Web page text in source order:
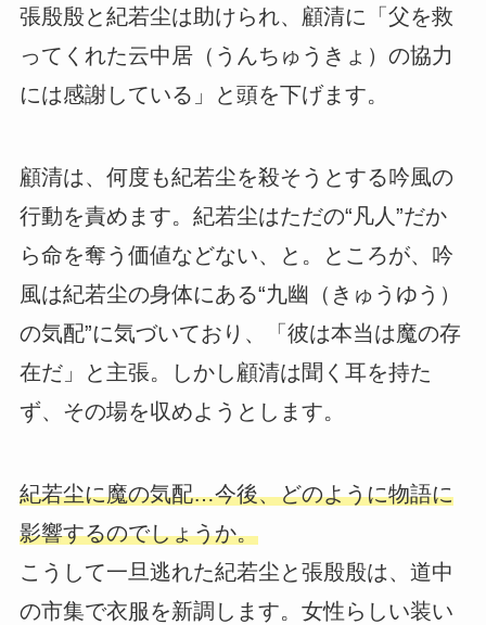
張殷殷と紀若尘は助けられ、顧清に「父を救
ってくれた云中居（うんちゅうきょ）の協力
には感謝している」と頭を下げます。
顧清は、何度も紀若尘を殺そうとする吟風の
行動を責めます。紀若尘はただの“凡人”だか
ら命を奪う価値などない、と。ところが、吟
風は紀若尘の身体にある“九幽（きゅうゆう）
の気配”に気づいており、「彼は本当は魔の存
在だ」と主張。しかし顧清は聞く耳を持た
ず、その場を収めようとします。
紀若尘に魔の気配…今後、どのように物語に
影響するのでしょうか。
こうして一旦逃れた紀若尘と張殷殷は、道中
の市集で衣服を新調します。女性らしい装い